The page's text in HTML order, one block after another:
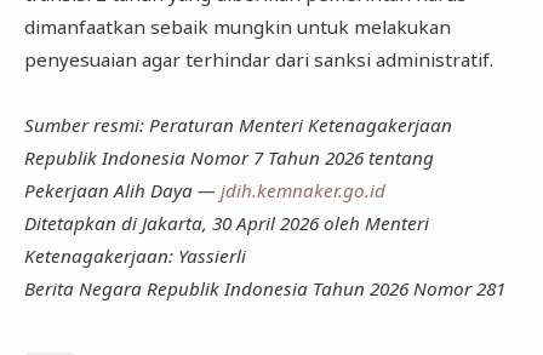
dimanfaatkan sebaik mungkin untuk melakukan
penyesuaian agar terhindar dari sanksi administratif.
Sumber resmi: Peraturan Menteri Ketenagakerjaan
Republik Indonesia Nomor 7 Tahun 2026 tentang
Pekerjaan Alih Daya — jdih.kemnaker.go.id
Ditetapkan di Jakarta, 30 April 2026 oleh Menteri
Ketenagakerjaan: Yassierli
Berita Negara Republik Indonesia Tahun 2026 Nomor 281